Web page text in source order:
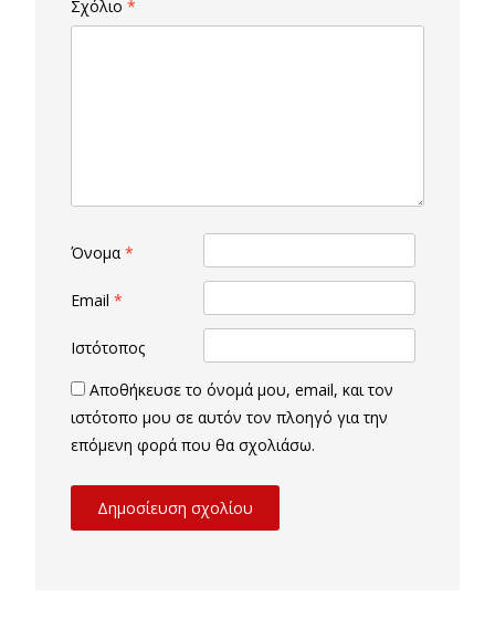
Σχόλιο *
Όνομα *
Email *
Ιστότοπος
Αποθήκευσε το όνομά μου, email, και τον
ιστότοπο μου σε αυτόν τον πλοηγό για την
επόμενη φορά που θα σχολιάσω.